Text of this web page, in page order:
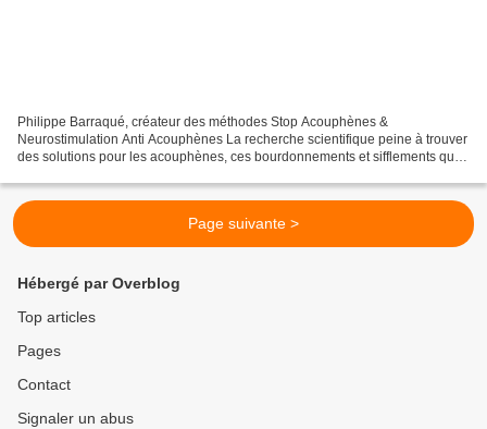
Philippe Barraqué, créateur des méthodes Stop Acouphènes &
Neurostimulation Anti Acouphènes La recherche scientifique peine à trouver
des solutions pour les acouphènes, ces bourdonnements et sifflements qui
Page suivante >
Hébergé par Overblog
Top articles
Pages
Contact
Signaler un abus